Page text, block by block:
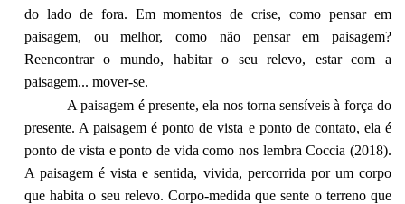
do lado de fora. Em momentos de crise, como pensar em
paisagem, ou melhor, como não pensar em paisagem?
Reencontrar o mundo, habitar o seu relevo, estar com a
paisagem... mover-se.
A paisagem é presente, ela nos torna sensíveis à força do
presente. A paisagem é ponto de vista e ponto de contato, ela é
ponto de vista e ponto de vida como nos lembra Coccia (2018).
A paisagem é vista e sentida, vivida, percorrida por um corpo
que habita o seu relevo. Corpo-medida que sente o terreno que